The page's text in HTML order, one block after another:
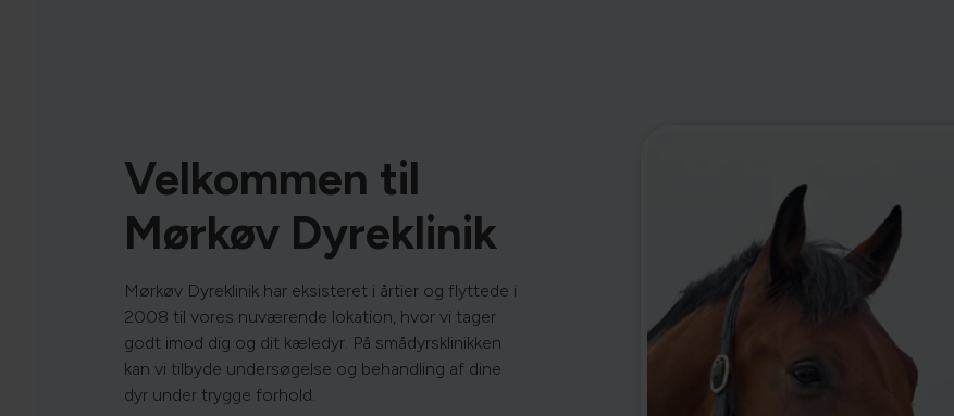
Velkommen til
Mørkøv Dyreklinik
Mørkøv Dyreklinik har eksisteret i årtier og flyttede i
2008 til vores nuværende lokation, hvor vi tager
godt imod dig og dit kæledyr. På smådyrsklinikken
kan vi tilbyde undersøgelse og behandling af dine
dyr under trygge forhold.